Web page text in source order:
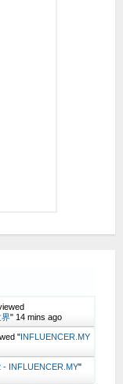
界" 14 mins ago
" INFLUENCER.MY
- INFLUENCER.MY"